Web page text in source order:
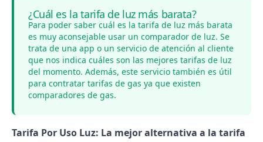
¿Cuál es la tarifa de luz más barata?
Para poder saber cuál es la tarifa de luz más barata
es muy aconsejable usar un comparador de luz. Se
trata de una app o un servicio de atención al cliente
que nos indica cuáles son las mejores tarifas de luz
del momento. Además, este servicio también es útil
para contratar tarifas de gas ya que existen
comparadores de gas.
Tarifa Por Uso Luz: La mejor alternativa a la tarifa